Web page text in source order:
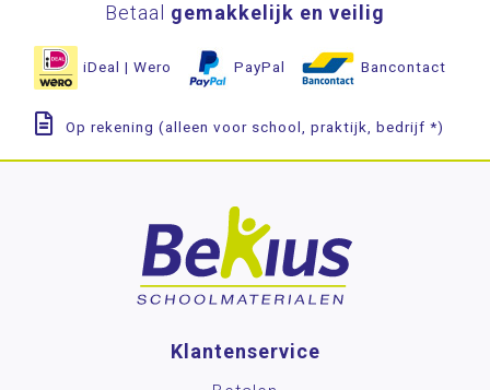
Betaal gemakkelijk en veilig
iDeal | Wero PayPal Bancontact
Op rekening (alleen voor school, praktijk, bedrijf *)
Klantenservice